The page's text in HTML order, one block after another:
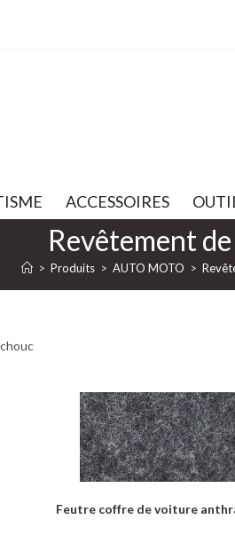
ACCESSOIRES
Revêtement
> Produits > AUTO MOTO >
Feutre coffre de voiture